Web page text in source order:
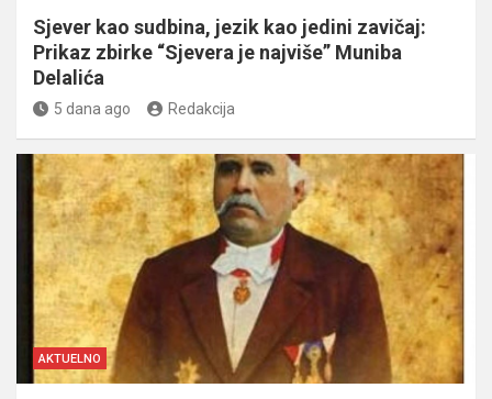
Sjever kao sudbina, jezik kao jedini zavičaj:
Prikaz zbirke “Sjevera je najviše” Muniba
Delalića
5 dana ago Redakcija
AKTUELNO